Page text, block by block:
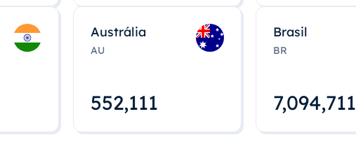
Austrália
AU
552,112
Brasil
BR
7,094,712